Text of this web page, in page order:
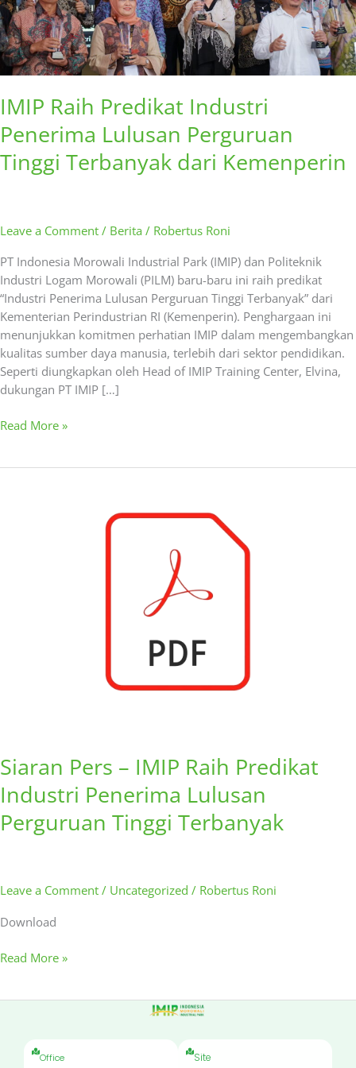
IMIP Raih Predikat Industri
Penerima Lulusan Perguruan
Tinggi Terbanyak dari Kemenperin
Leave a Comment / Berita / Robertus Roni
PT Indonesia Morowali Industrial Park (IMIP) dan Politeknik
Industri Logam Morowali (PILM) baru-baru ini raih predikat
“Industri Penerima Lulusan Perguruan Tinggi Terbanyak” dari
Kementerian Perindustrian RI (Kemenperin). Penghargaan ini
menunjukkan komitmen perhatian IMIP dalam mengembangkan
kualitas sumber daya manusia, terlebih dari sektor pendidikan.
Seperti diungkapkan oleh Head of IMIP Training Center, Elvina,
dukungan PT IMIP […]
dari
Kemenperin
Read More »
Siaran Pers – IMIP Raih Predikat
Industri Penerima Lulusan
Perguruan Tinggi Terbanyak
Leave a Comment / Uncategorized / Robertus Roni
Download
Read More »
Office Site